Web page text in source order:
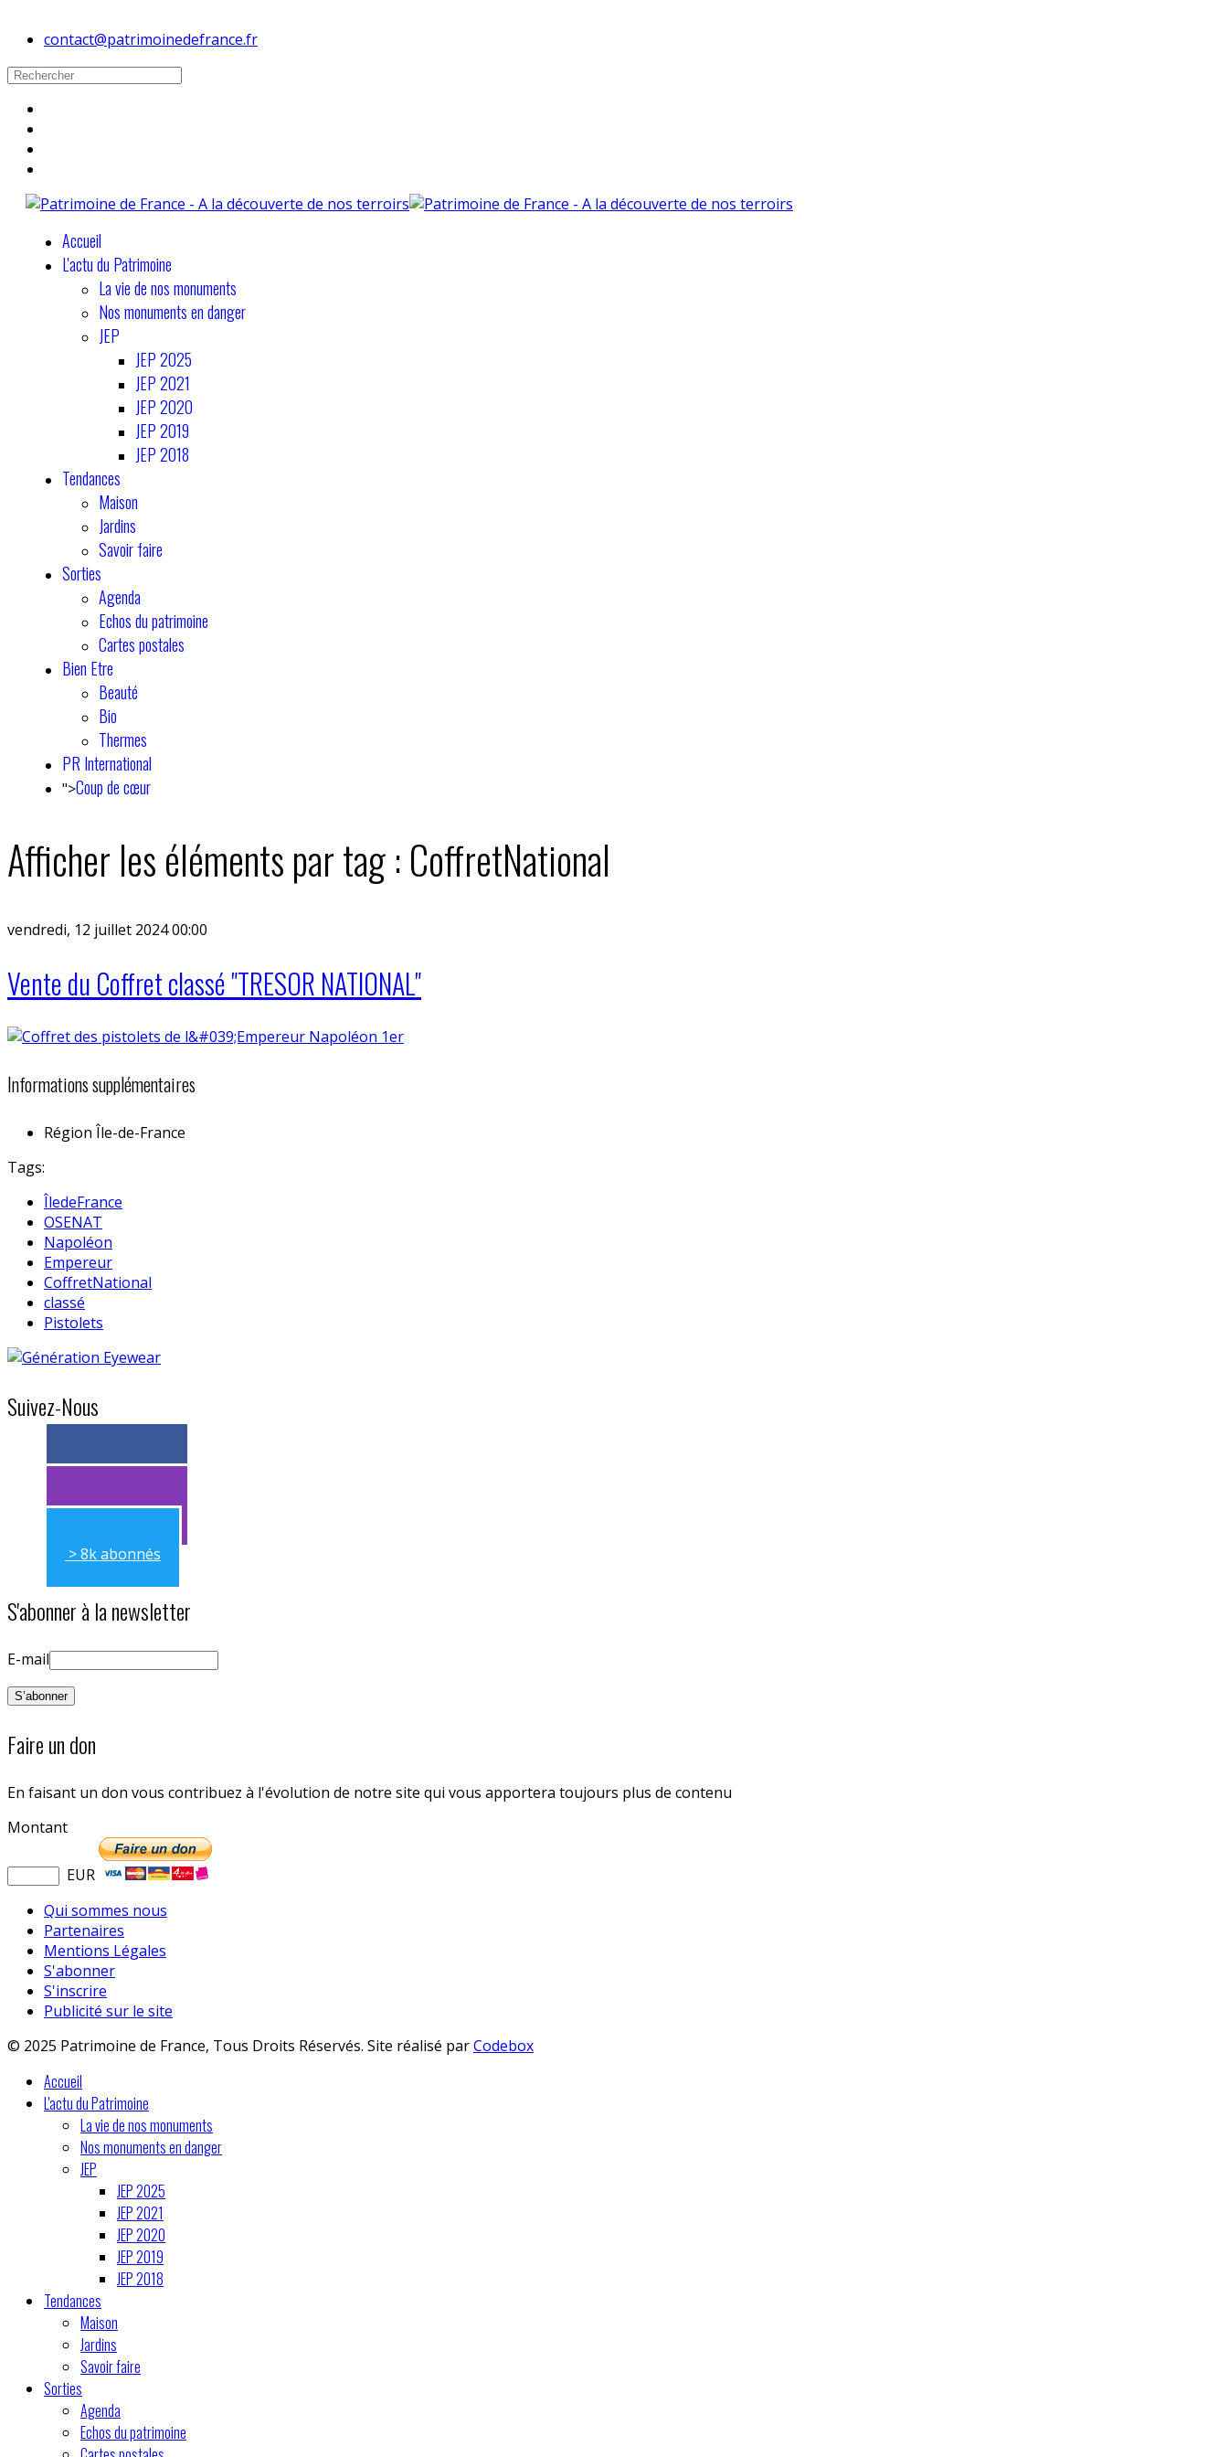
contact@patrimoinedefrance.fr
Accueil
L'actu du Patrimoine
La vie de nos monuments
Nos monuments en danger
JEP
JEP 2025
JEP 2021
JEP 2020
JEP 2019
JEP 2018
Tendances
Maison
Jardins
Savoir faire
Sorties
Agenda
Echos du patrimoine
Cartes postales
Bien Etre
Beauté
Bio
Thermes
PR International
">Coup de cœur
Afficher les éléments par tag : CoffretNational
vendredi, 12 juillet 2024 00:00
Vente du Coffret classé "TRESOR NATIONAL"
Informations supplémentaires
Région Île-de-France
Tags:
ÎledeFrance
OSENAT
Napoléon
Empereur
CoffretNational
classé
Pistolets
Suivez-Nous
> 11k abonnés
> 11k abonnés
> 8k abonnés
S'abonner à la newsletter
E-mail
Faire un don
En faisant un don vous contribuez à l'évolution de notre site qui vous apportera toujours plus de contenu
Montant
EUR
Qui sommes nous
Partenaires
Mentions Légales
S'abonner
S'inscrire
Publicité sur le site
© 2025 Patrimoine de France, Tous Droits Réservés. Site réalisé parCodebox
Accueil
L'actu du Patrimoine
La vie de nos monuments
Nos monuments en danger
JEP
JEP 2025
JEP 2021
JEP 2020
JEP 2019
JEP 2018
Tendances
Maison
Jardins
Savoir faire
Sorties
Agenda
Echos du patrimoine